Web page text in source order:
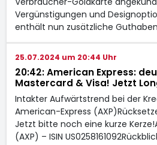
Vergünstigungen und
enthält nun zusätzliche
25.07.2024 um 20:44 Uhr
20:42: American Express:
Mastercard & Visa! Jetzt
Intakter Aufwärtstrend bei der
American-Express
Jetzt bitte noch eine kurze
(AXP) – ISIN